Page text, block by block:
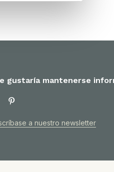
gustaría mantenerse
a nuestro newsletter